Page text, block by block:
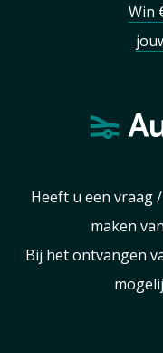
Win
Heeft u een vraag
maken
Bij het ontvangen